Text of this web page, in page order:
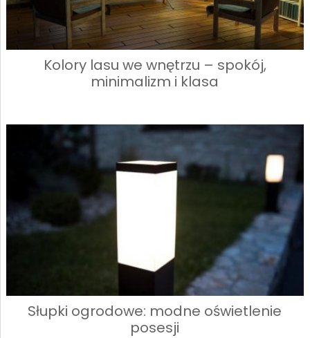
Kolory lasu we wnętrzu – spokój,
minimalizm i klasa
Słupki ogrodowe: modne oświetlenie
posesji